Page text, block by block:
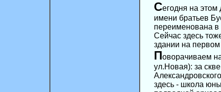
Cегодня на
имени братьев
переименована
Сейчас здесь
здании на первом
Поворачиваем
ул.Новая): за
здесь - школа